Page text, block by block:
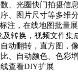
、光圈快门拍摄信
、图片尺寸等多维
注，在线地图批量
及转换，视频文件集
动翻转，直方图，
、自动颜色、色彩
查看DIY扩展